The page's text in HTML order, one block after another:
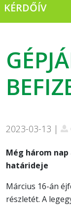
KÉRDŐÍV
2023-03-13 |
Még három
határideje
Március 16-án
részletét. A